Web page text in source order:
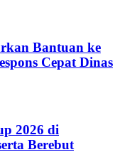
Bantuan ke
Cepat Dinas
2026 di
Berebut